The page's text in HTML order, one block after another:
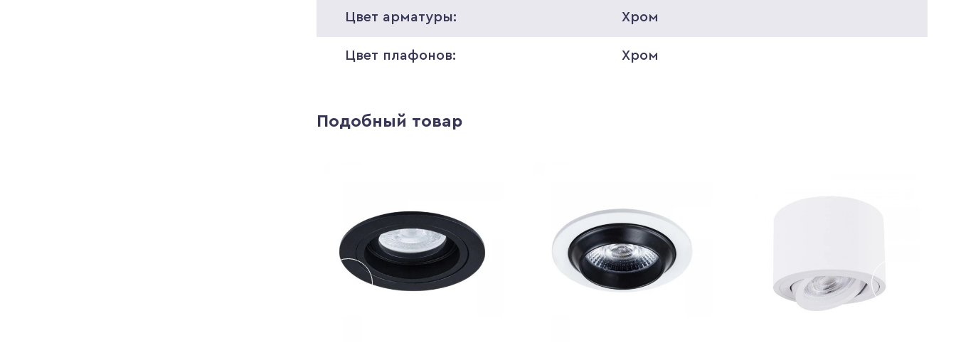
Цвет арматуры: Хром
Цвет плафонов: Хром
Подобный товар